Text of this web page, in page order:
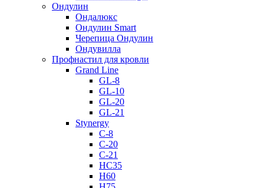
Ондулин
Ондалюкс
Ондулин Smart
Черепица Ондулин
Ондувилла
Профнастил для кровли
Grand Line
GL-8
GL-10
GL-20
GL-21
Stynergy
C-8
C-20
C-21
НС35
Н60